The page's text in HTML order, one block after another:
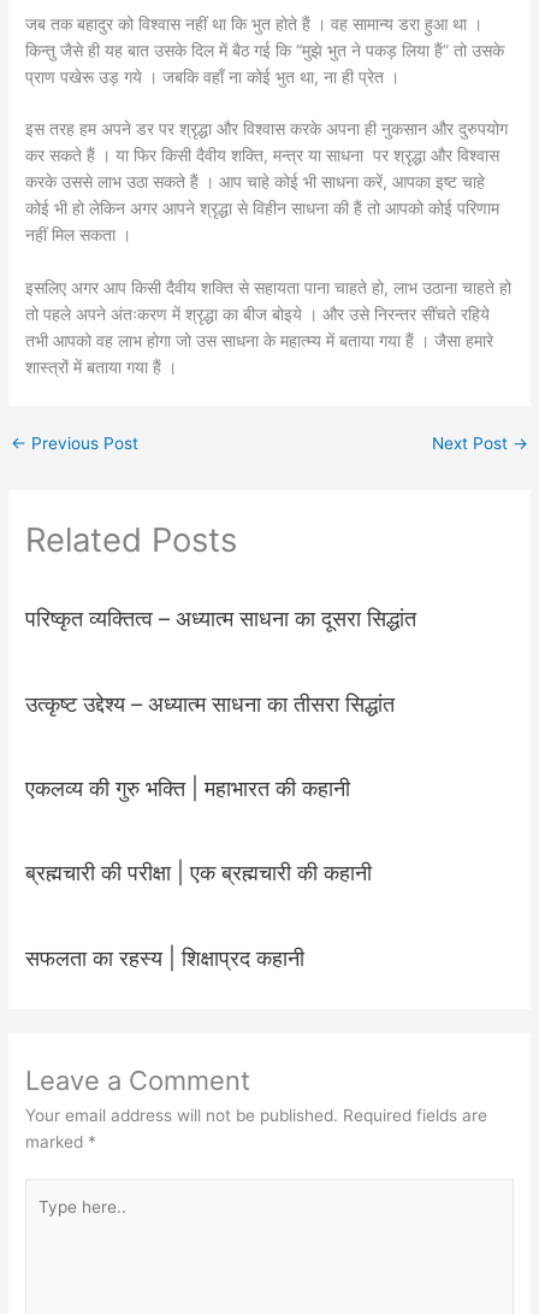
जब तक बहादुर को विश्वास नहीं था कि भुत होते हैं । वह सामान्य डरा हुआ था ।
किन्तु जैसे ही यह बात उसके दिल में बैठ गई कि “मुझे भुत ने पकड़ लिया हैं” तो उसके
प्राण पखेरू उड़ गये । जबकि वहाँ ना कोई भुत था, ना ही प्रेत ।
इस तरह हम अपने डर पर श्रृद्धा और विश्वास करके अपना ही नुकसान और दुरुपयोग
कर सकते हैं । या फिर किसी दैवीय शक्ति, मन्त्र या साधना पर श्रृद्धा और विश्वास
करके उससे लाभ उठा सकते हैं । आप चाहे कोई भी साधना करें, आपका इष्ट चाहे
कोई भी हो लेकिन अगर आपने श्रृद्धा से विहीन साधना की हैं तो आपको कोई परिणाम
नहीं मिल सकता ।
इसलिए अगर आप किसी दैवीय शक्ति से सहायता पाना चाहते हो, लाभ उठाना चाहते हो
तो पहले अपने अंतःकरण में श्रृद्धा का बीज बोइये । और उसे निरन्तर सींचते रहिये
तभी आपको वह लाभ होगा जो उस साधना के महात्म्य में बताया गया हैं । जैसा हमारे
शास्त्रों में बताया गया हैं ।
← Previous Post Next Post →
Related Posts
परिष्कृत व्यक्तित्व – अध्यात्म साधना का दूसरा सिद्धांत
उत्कृष्ट उद्देश्य – अध्यात्म साधना का तीसरा सिद्धांत
एकलव्य की गुरु भक्ति | महाभारत की कहानी
ब्रह्मचारी की परीक्षा | एक ब्रह्मचारी की कहानी
सफलता का रहस्य | शिक्षाप्रद कहानी
Leave a Comment
Your email address will not be published. Required fields are
marked *
here..